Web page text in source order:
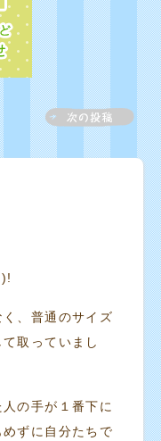
、普通のサイズ
取っていまし
の手が１番下に
ずに自分たちで